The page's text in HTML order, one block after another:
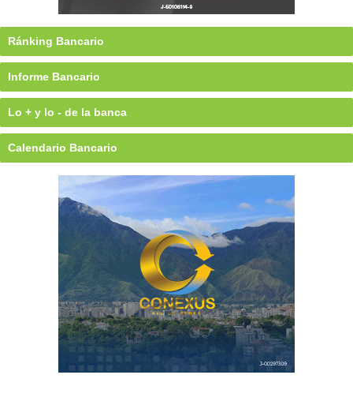
Ránking Bancario
Informe Bancario
Lo + y lo - de la banca
Calendario Bancario